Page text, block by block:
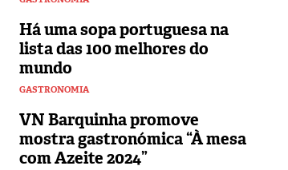
Há uma sopa portuguesa na
lista das 100 melhores do
mundo
GASTRONOMIA
VN Barquinha promove
mostra gastronómica “À mesa
com Azeite 2024”